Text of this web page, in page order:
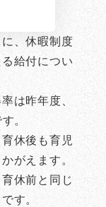
、休暇制度
給付につい
は昨年度、
。
休後も育児
がえます。
休前と同じ
す。